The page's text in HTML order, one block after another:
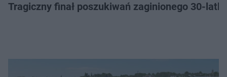
Tragiczny finał poszukiwań zaginionego 30-